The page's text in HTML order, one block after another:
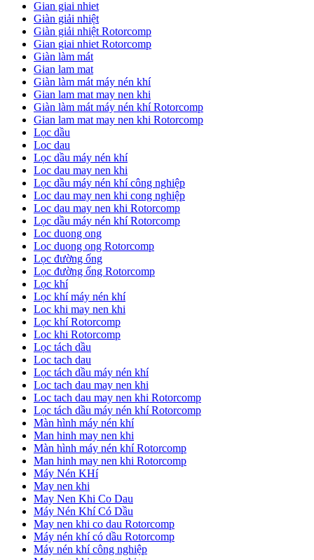
Gian giai nhiet
Giàn giải nhiệt
Giàn giải nhiệt Rotorcomp
Gian giai nhiet Rotorcomp
Giàn làm mát
Gian lam mat
Giàn làm mát máy nén khí
Gian lam mat may nen khi
Giàn làm mát máy nén khí Rotorcomp
Gian lam mat may nen khi Rotorcomp
Lọc dầu
Loc dau
Lọc dầu máy nén khí
Loc dau may nen khi
Lọc dầu máy nén khí công nghiệp
Loc dau may nen khi cong nghiệp
Loc dau may nen khi Rotorcomp
Lọc dầu máy nén khí Rotorcomp
Loc duong ong
Loc duong ong Rotorcomp
Lọc đường ống
Lọc đường ống Rotorcomp
Lọc khí
Lọc khí máy nén khí
Loc khi may nen khi
Lọc khí Rotorcomp
Loc khi Rotorcomp
Lọc tách dầu
Loc tach dau
Lọc tách dầu máy nén khí
Loc tach dau may nen khi
Loc tach dau may nen khi Rotorcomp
Lọc tách dầu máy nén khí Rotorcomp
Màn hình máy nén khí
Man hinh may nen khi
Màn hình máy nén khí Rotorcomp
Man hinh may nen khi Rotorcomp
Máy Nén KHí
May nen khi
May Nen Khi Co Dau
Máy Nén Khí Có Dầu
May nen khi co dau Rotorcomp
Máy nén khí có dầu Rotorcomp
Máy nén khí công nghiệp